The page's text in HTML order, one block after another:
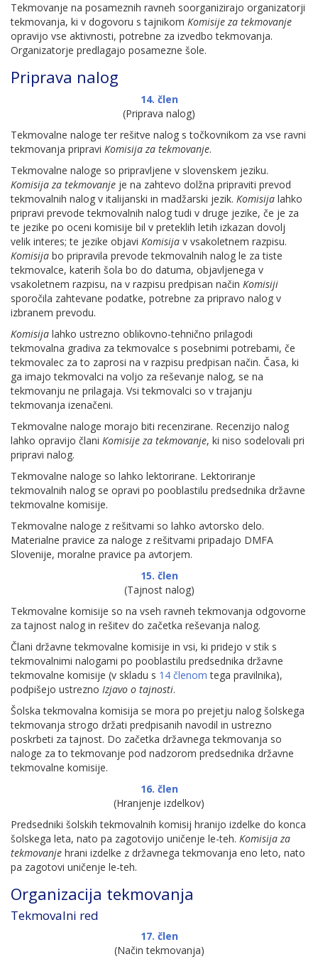
Tekmovanje na posameznih ravneh soorganizirajo organizatorji
tekmovanja, ki v dogovoru s tajnikom Komisije za tekmovanje
opravijo vse aktivnosti, potrebne za izvedbo tekmovanja.
Organizatorje predlagajo posamezne šole.
Priprava nalog
14. člen
(Priprava nalog)
Tekmovalne naloge ter rešitve nalog s točkovnikom za vse ravni
tekmovanja pripravi Komisija za tekmovanje.
Tekmovalne naloge so pripravljene v slovenskem jeziku.
Komisija za tekmovanje je na zahtevo dolžna pripraviti prevod
tekmovalnih nalog v italijanski in madžarski jezik. Komisija lahko
pripravi prevode tekmovalnih nalog tudi v druge jezike, če je za
te jezike po oceni komisije bil v preteklih letih izkazan dovolj
velik interes; te jezike objavi Komisija v vsakoletnem razpisu.
Komisija bo pripravila prevode tekmovalnih nalog le za tiste
tekmovalce, katerih šola bo do datuma, objavljenega v
vsakoletnem razpisu, na v razpisu predpisan način Komisiji
sporočila zahtevane podatke, potrebne za pripravo nalog v
izbranem prevodu.
Komisija lahko ustrezno oblikovno-tehnično prilagodi
tekmovalna gradiva za tekmovalce s posebnimi potrebami, če
tekmovalec za to zaprosi na v razpisu predpisan način. Časa, ki
ga imajo tekmovalci na voljo za reševanje nalog, se na
tekmovanju ne prilagaja. Vsi tekmovalci so v trajanju
tekmovanja izenačeni.
Tekmovalne naloge morajo biti recenzirane. Recenzijo nalog
lahko opravijo člani Komisije za tekmovanje, ki niso sodelovali pri
pripravi nalog.
Tekmovalne naloge so lahko lektorirane. Lektoriranje
tekmovalnih nalog se opravi po pooblastilu predsednika državne
tekmovalne komisije.
Tekmovalne naloge z rešitvami so lahko avtorsko delo.
Materialne pravice za naloge z rešitvami pripadajo DMFA
Slovenije, moralne pravice pa avtorjem.
15. člen
(Tajnost nalog)
Tekmovalne komisije so na vseh ravneh tekmovanja odgovorne
za tajnost nalog in rešitev do začetka reševanja nalog.
Člani državne tekmovalne komisije in vsi, ki pridejo v stik s
tekmovalnimi nalogami po pooblastilu predsednika državne
tekmovalne komisije (v skladu s 14 členom tega pravilnika),
podpišejo ustrezno Izjavo o tajnosti.
Šolska tekmovalna komisija se mora po prejetju nalog šolskega
tekmovanja strogo držati predpisanih navodil in ustrezno
poskrbeti za tajnost. Do začetka državnega tekmovanja so
naloge za to tekmovanje pod nadzorom predsednika državne
tekmovalne komisije.
16. člen
(Hranjenje izdelkov)
Predsedniki šolskih tekmovalnih komisij hranijo izdelke do konca
šolskega leta, nato pa zagotovijo uničenje le-teh. Komisija za
tekmovanje hrani izdelke z državnega tekmovanja eno leto, nato
pa zagotovi uničenje le-teh.
Organizacija tekmovanja
Tekmovalni red
17. člen
(Način tekmovanja)